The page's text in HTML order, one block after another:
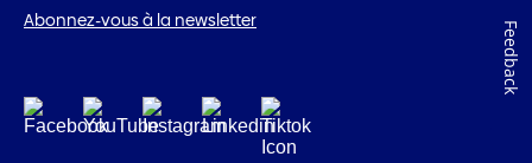
Abonnez-vous à la newsletter
Feedback